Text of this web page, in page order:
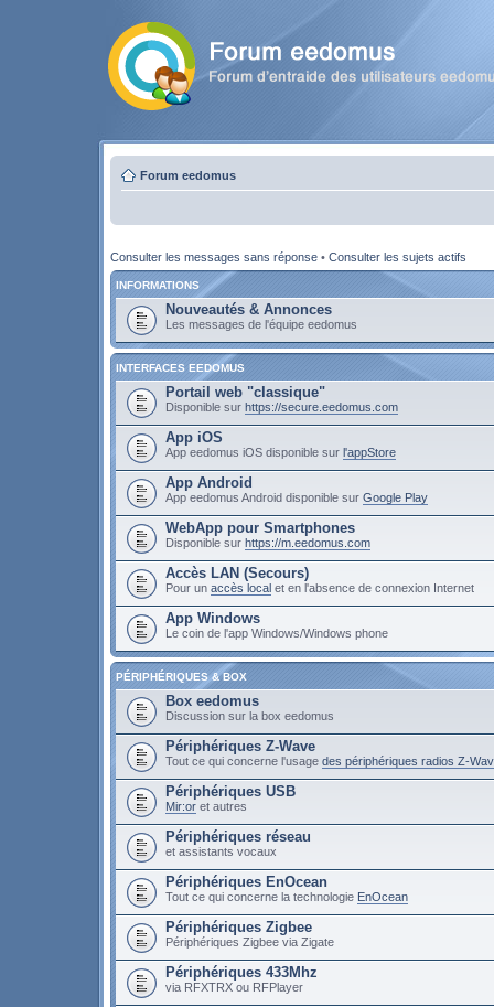
Forum eedomus
Consulter les messages sans réponse • Consulter les sujets actifs
INFORMATIONS
Nouveautés & Annonces
Les messages de l'équipe eedomus
INTERFACES EEDOMUS
Portail web "classique"
Disponible sur https://secure.eedomus.com
App iOS
App eedomus iOS disponible sur l'appStore
App Android
App eedomus Android disponible sur Google Play
WebApp pour Smartphones
Disponible sur https://m.eedomus.com
Accès LAN (Secours)
Pour un accès local et en l'absence de connexion Internet
App Windows
Le coin de l'app Windows/Windows phone
PÉRIPHÉRIQUES & BOX
Box eedomus
Discussion sur la box eedomus
Périphériques Z-Wave
Tout ce qui concerne l'usage des périphériques radios Z-
Périphériques USB
Mir:or et autres
Périphériques réseau
et assistants vocaux
Périphériques EnOcean
Tout ce qui concerne la technologie EnOcean
Périphériques Zigbee
Périphériques Zigbee via Zigate
Périphériques 433Mhz
via RFXTRX ou RFPlayer